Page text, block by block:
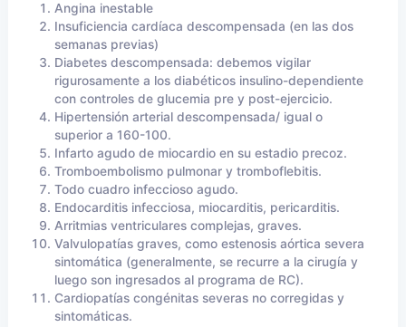
Angina inestable
Insuficiencia cardíaca descompensada (en las dos
semanas previas)
Diabetes descompensada: debemos vigilar
rigurosamente a los diabéticos insulino-dependiente
con controles de glucemia pre y post-ejercicio.
Hipertensión arterial descompensada/ igual o
superior a 160-100.
Infarto agudo de miocardio en su estadio precoz.
Tromboembolismo pulmonar y tromboflebitis.
Todo cuadro infeccioso agudo.
Endocarditis infecciosa, miocarditis, pericarditis.
Arritmias ventriculares complejas, graves.
Valvulopatías graves, como estenosis aórtica severa
sintomática (generalmente, se recurre a la cirugía y
luego son ingresados al programa de RC).
Cardiopatías congénitas severas no corregidas y
sintomáticas.